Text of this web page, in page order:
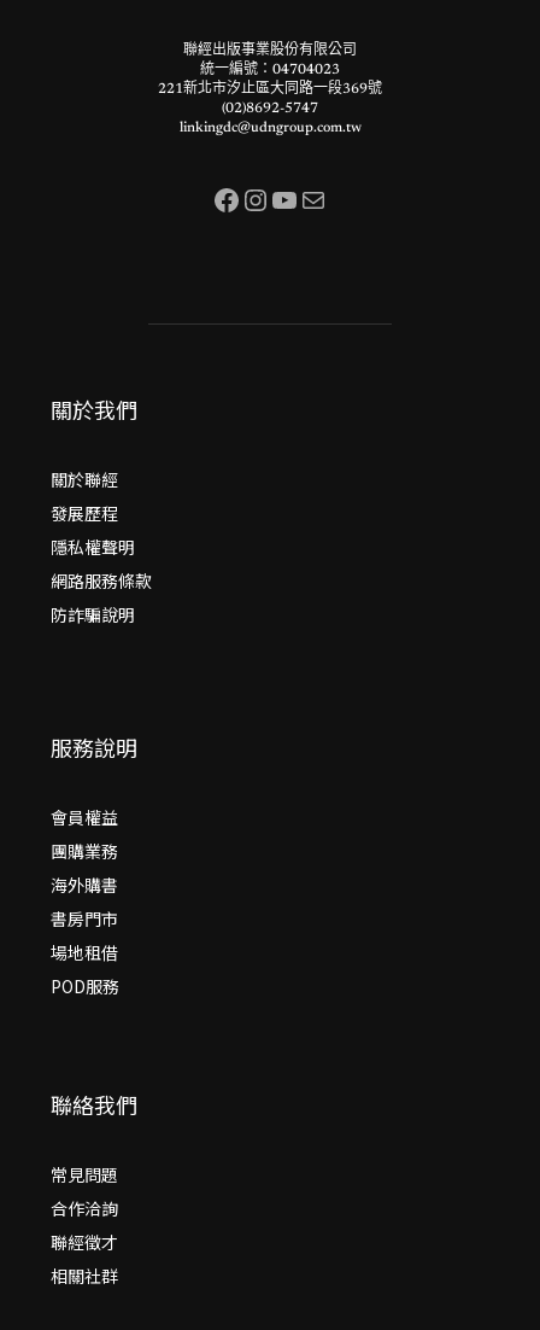
聯經出版事業股份有限公司
統一編號：04704023
221新北市汐止區大同路一段369號
(02)8692-5747
linkingdc@udngroup.com.tw
Facebook InstagramYouTube 電子郵件
關於我們
關於聯經
發展歷程
隱私權聲明
網路服務條款
防詐騙說明
服務說明
會員權益
團購業務
海外購書
書房門市
場地租借
POD服務
聯絡我們
常見問題
合作洽詢
聯經徵才
相關社群